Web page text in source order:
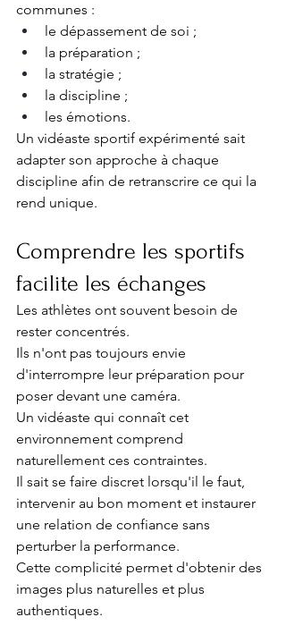
communes :
le dépassement de soi ;
la préparation ;
la stratégie ;
la discipline ;
les émotions.
Un vidéaste sportif expérimenté sait
adapter son approche à chaque
discipline afin de retranscrire ce qui la
rend unique.
Comprendre les sportifs
facilite les échanges
Les athlètes ont souvent besoin de
rester concentrés.
Ils n'ont pas toujours envie
d'interrompre leur préparation pour
poser devant une caméra.
Un vidéaste qui connaît cet
environnement comprend
naturellement ces contraintes.
Il sait se faire discret lorsqu'il le faut,
intervenir au bon moment et instaurer
une relation de confiance sans
perturber la performance.
Cette complicité permet d'obtenir des
images plus naturelles et plus
authentiques.